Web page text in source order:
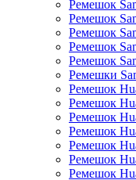
Ремешок
Ремешок
Ремешок
Ремешок
Ремешок
Ремешки
Ремешок
Ремешок
Ремешок
Ремешок
Ремешок
Ремешок
Ремешок